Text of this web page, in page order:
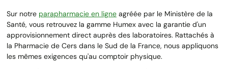
Sur notre parapharmacie en ligne agréée par le Ministère de la
Santé, vous retrouvez la gamme Humex avec la garantie d'un
approvisionnement direct auprès des laboratoires. Rattachés à
la Pharmacie de Cers dans le Sud de la France, nous appliquons
les mêmes exigences qu'au comptoir physique.